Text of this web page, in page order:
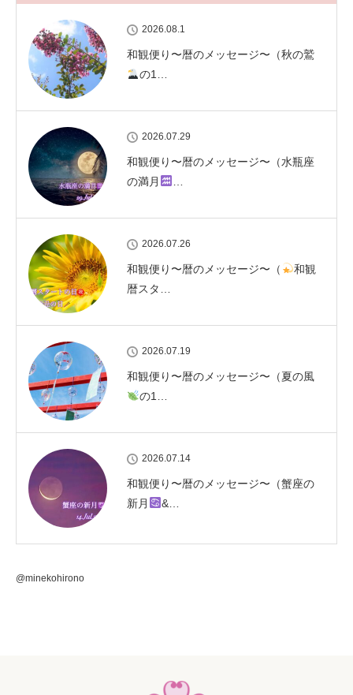
2026.08.1
和観便り〜暦のメッセージ〜（秋の鷲
の1…
2026.07.29
和観便り〜暦のメッセージ〜（水瓶座
の満月
2026.07.26
和観便り〜暦のメッセージ〜（
和観
暦スタ…
2026.07.19
和観便り〜暦のメッセージ〜（夏の風
の1…
2026.07.14
和観便り〜暦のメッセージ〜（蟹座の
新月
&…
@minekohirono